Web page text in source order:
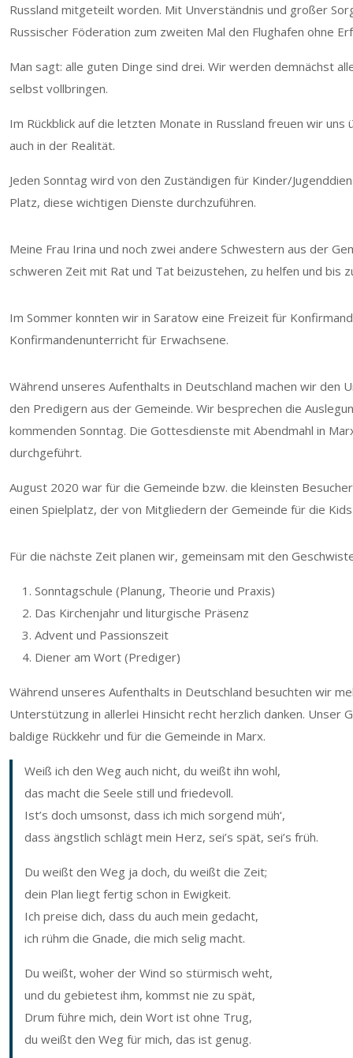
Russland mitgeteilt worden. Mit Unverständnis und großer
Russischer Föderation zum zweiten Mal den Flughafen ohne
Man sagt: alle guten Dinge sind drei. Wir werden demnächst
selbst vollbringen.
Im Rückblick auf die letzten Monate in Russland freuen wir
auch in der Realität.
Jeden Sonntag wird von den Zuständigen für Kinder/
Platz, diese wichtigen Dienste durchzuführen.
Meine Frau Irina und noch zwei andere Schwestern aus der
schweren Zeit mit Rat und Tat beizustehen, zu helfen und bis
Im Sommer konnten wir in Saratow eine Freizeit für
Konfirmandenunterricht für Erwachsene.
Während unseres Aufenthalts in Deutschland machen wir
den Predigern aus der Gemeinde. Wir besprechen die
kommenden Sonntag. Die Gottesdienste mit Abendmahl in
durchgeführt.
August 2020 war für die Gemeinde bzw. die kleinsten
einen Spielplatz, der von Mitgliedern der Gemeinde für die
Für die nächste Zeit planen wir, gemeinsam mit den
Sonntagschule (Planung, Theorie und Praxis)
Das Kirchenjahr und liturgische Präsenz
Advent und Passionszeit
Diener am Wort (Prediger)
Während unseres Aufenthalts in Deutschland besuchten wir
Unterstützung in allerlei Hinsicht recht herzlich danken.
baldige Rückkehr und für die Gemeinde in Marx.
Weiß ich den Weg auch nicht, du weißt ihn wohl,
das macht die Seele still und friedevoll.
Ist’s doch umsonst, dass ich mich sorgend müh‘,
dass ängstlich schlägt mein Herz, sei’s spät, sei’s früh.
Du weißt den Weg ja doch, du weißt die Zeit;
dein Plan liegt fertig schon in Ewigkeit.
Ich preise dich, dass du auch mein gedacht,
ich rühm die Gnade, die mich selig macht.
Du weißt, woher der Wind so stürmisch weht,
und du gebietest ihm, kommst nie zu spät,
Drum führe mich, dein Wort ist ohne Trug,
du weißt den Weg für mich, das ist genug.